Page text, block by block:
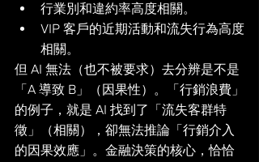
行業別和違約率高度相關。
VIP 客戶的近期活動和流失行為高度
相關。
但 AI 無法（也不被要求）去分辨是不是
「A 導致 B」（因果性）。「行銷浪費」
的例子，就是 AI 找到了「流失客群特
徵」（相關），卻無法推論「行銷介入
的因果效應」。金融決策的核心，恰恰